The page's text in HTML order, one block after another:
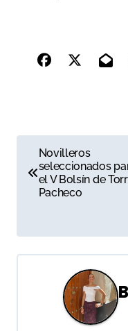
a
e
g
Novilleros
seleccionados
el V Bolsín de
Pacheco